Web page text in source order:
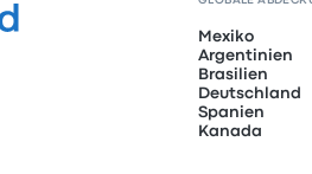
Mexiko
Argentinien
Brasilien
Deutschland
Spanien
Kanada